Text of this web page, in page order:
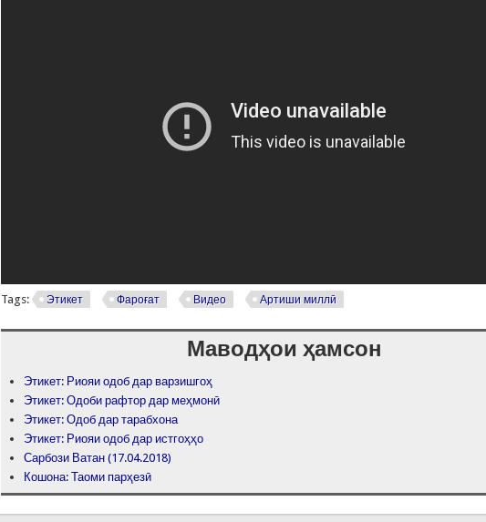
Tags: Этикет Фароғат Видео Артиши миллӣ
Маводҳои ҳамсон
Этикет: Риояи одоб дар варзишгоҳ
Этикет: Одоби рафтор дар меҳмонӣ
Этикет: Одоб дар тарабхона
Этикет: Риояи одоб дар истгоҳҳо
Сарбози Ватан (17.04.2018)
Кошона: Таоми парҳезӣ